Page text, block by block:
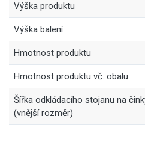
Výška produktu
Výška balení
Hmotnost produktu
Hmotnost produktu vč. obalu
Šířka odkládacího stojanu na
(vnější rozměr)